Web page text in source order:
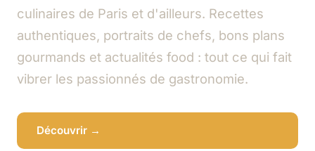
culinaires de Paris et d'ailleurs. Recettes
authentiques, portraits de chefs, bons plans
gourmands et actualités food : tout ce qui fait
vibrer les passionnés de gastronomie.
Découvrir →